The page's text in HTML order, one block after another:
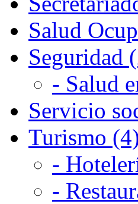
Salud
Seguridad
- Salud
Servicio
Turismo
-
-